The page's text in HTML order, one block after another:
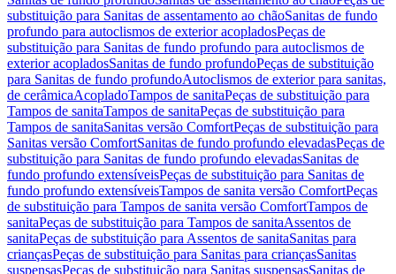
substituição para Sanitas de assentamento ao chãoSanitas de fundo
profundo para autoclismos de exterior acopladosPeças de
substituição para Sanitas de fundo profundo para autoclismos de
exterior acopladosSanitas de fundo profundoPeças de substituição
para Sanitas de fundo profundoAutoclismos de exterior para sanitas,
de cerâmicaAcopladoTampos de sanitaPeças de substituição para
Tampos de sanitaTampos de sanitaPeças de substituição para
Tampos de sanitaSanitas versão ComfortPeças de substituição para
Sanitas versão ComfortSanitas de fundo profundo elevadasPeças de
substituição para Sanitas de fundo profundo elevadasSanitas de
fundo profundo extensíveisPeças de substituição para Sanitas de
fundo profundo extensíveisTampos de sanita versão ComfortPeças
de substituição para Tampos de sanita versão ComfortTampos de
sanitaPeças de substituição para Tampos de sanitaAssentos de
sanitaPeças de substituição para Assentos de sanitaSanitas para
criançasPeças de substituição para Sanitas para criançasSanitas
suspensasPeças de substituição para Sanitas suspensasSanitas de